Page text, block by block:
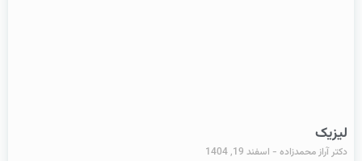
لیزیک
دکتر آراز محمدزاده اسفند 19, 1404